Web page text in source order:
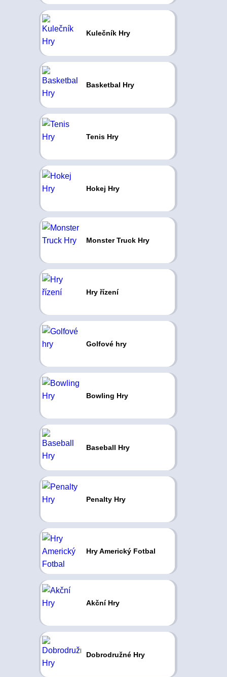
Kulečník Hry
Basketbal Hry
Tenis Hry
Hokej Hry
Monster Truck Hry
Hry řízení
Golfové hry
Bowling Hry
Baseball Hry
Penalty Hry
Hry Americký Fotbal
Akční Hry
Dobrodružné Hry